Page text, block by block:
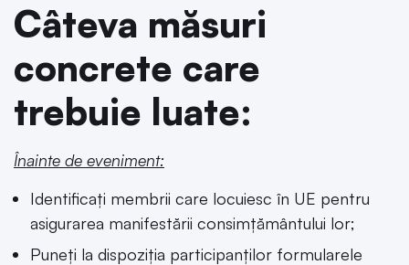
Câteva măsuri
concrete care
trebuie luate:
Înainte de eveniment:
Identificați membrii care locuiesc în UE pentru
asigurarea manifestării consimțământului lor;
Puneți la dispoziția participanților formularele